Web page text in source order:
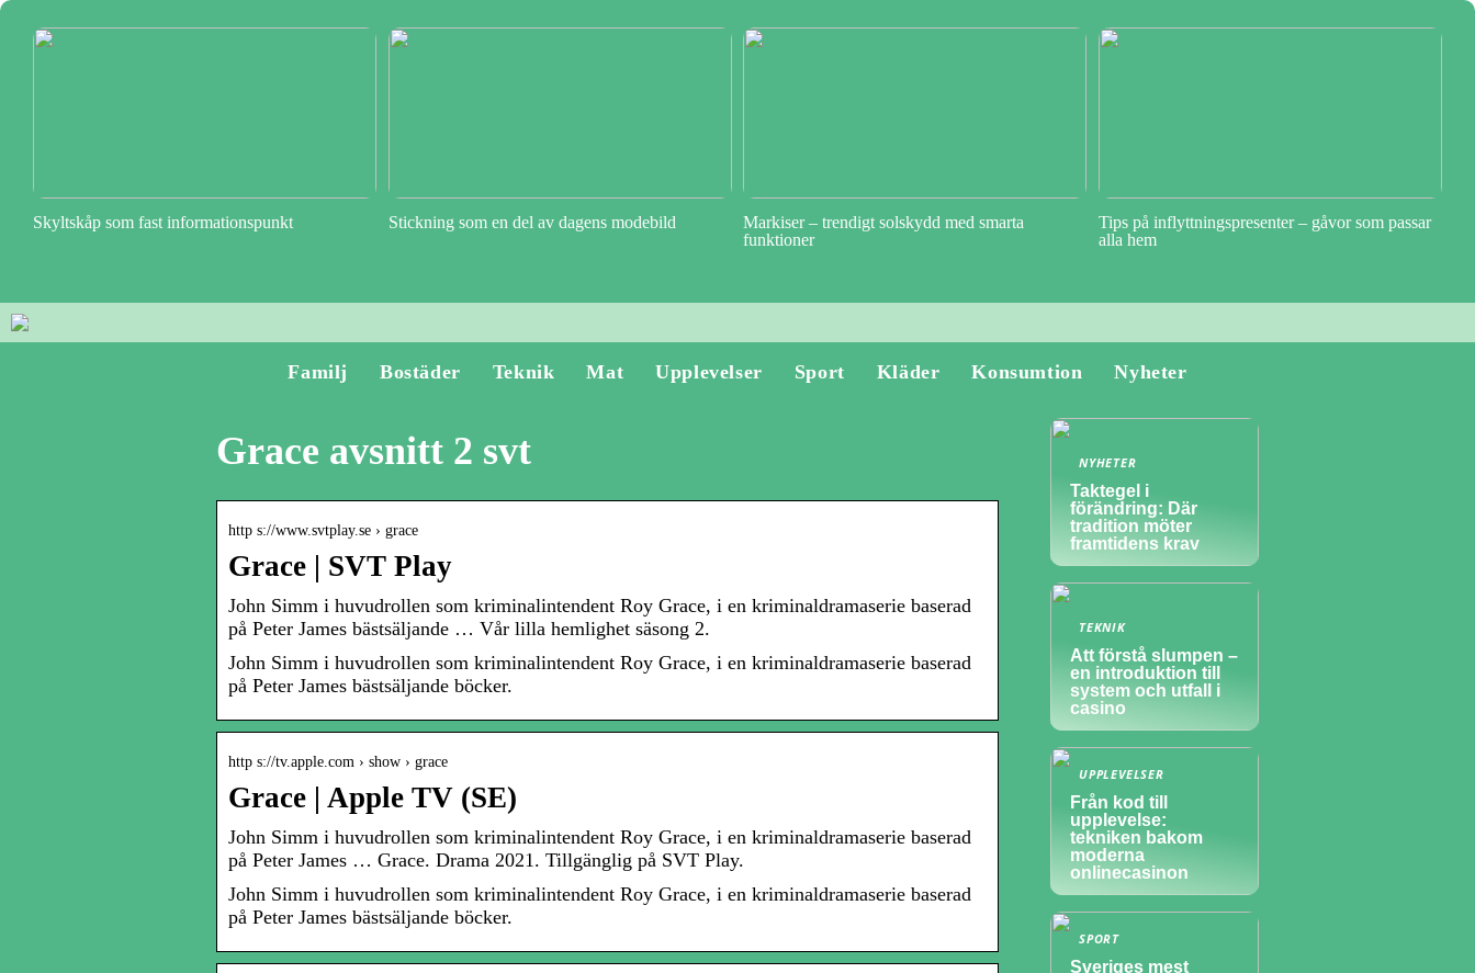
Skyltskåp som fast informationspunkt Stickning som en del av dagens modebild
Markiser – trendigt solskydd med smarta
funktioner
Tips på inflyttningspresenter – gåvor som passar
alla hem
Familj Bostäder Teknik Mat Upplevelser Sport Kläder Konsumtion Nyheter
Grace avsnitt 2 svt
http s://www.svtplay.se › grace
Grace | SVT Play
John Simm i huvudrollen som kriminalintendent Roy Grace, i en kriminaldramaserie baserad
på Peter James bästsäljande … Vår lilla hemlighet säsong 2.
John Simm i huvudrollen som kriminalintendent Roy Grace, i en kriminaldramaserie baserad
på Peter James bästsäljande böcker.
http s://tv.apple.com › show › grace
Grace | Apple TV (SE)
John Simm i huvudrollen som kriminalintendent Roy Grace, i en kriminaldramaserie baserad
på Peter James … Grace. Drama 2021. Tillgänglig på SVT Play.
John Simm i huvudrollen som kriminalintendent Roy Grace, i en kriminaldramaserie baserad
på Peter James bästsäljande böcker.
NYHETER
Taktegel i
förändring: Där
tradition möter
framtidens krav
TEKNIK
Att förstå slumpen –
en introduktion till
system och utfall i
casino
UPPLEVELSER
Från kod till
upplevelse:
tekniken bakom
moderna
onlinecasinon
SPORT
Sveriges mest